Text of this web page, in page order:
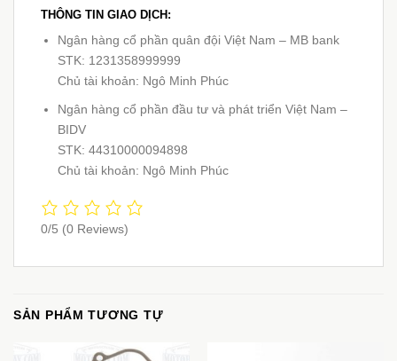
THÔNG TIN GIAO DỊCH:
Ngân hàng cổ phần quân đội Việt Nam – MB bank
STK: 1231358999999
Chủ tài khoản: Ngô Minh Phúc
Ngân hàng cổ phần đầu tư và phát triển Việt Nam –
BIDV
STK: 44310000094898
Chủ tài khoản: Ngô Minh Phúc
0/5 (0 Reviews)
SẢN PHẨM TƯƠNG TỰ